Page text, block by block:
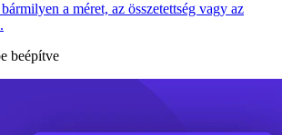
a méret, az összetettség vagy az
beépítve